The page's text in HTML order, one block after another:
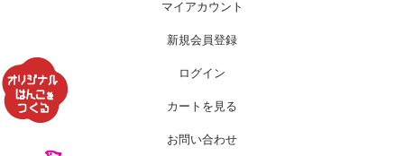
マイアカウント
新規会員登録
ログイン
カートを見る
お問い合わせ